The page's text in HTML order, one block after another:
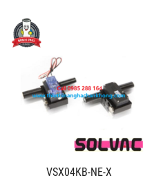
VSX04KB-NE-X